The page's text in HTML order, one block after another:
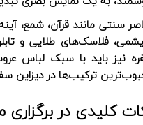
سنتی مانند قرآن، شمع،
فلاسک‌های طلایی و
نیز باید با سبک لباس
ترکیب‌ها در دیزاین
کلیدی در برگزاری